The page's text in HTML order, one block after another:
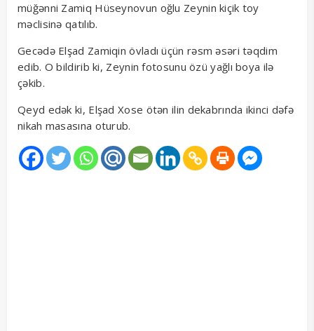
müğənni Zamiq Hüseynovun oğlu Zeynin kiçik toy
məclisinə qatılıb.
Gecədə Elşad Zamiqin övladı üçün rəsm əsəri təqdim
edib. O bildirib ki, Zeynin fotosunu özü yağlı boya ilə
çəkib.
Qeyd edək ki, Elşad Xose ötən ilin dekabrında ikinci dəfə
nikah masasına oturub.